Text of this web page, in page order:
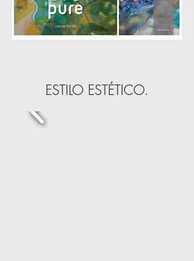
ESTILO ESTÉTICO.